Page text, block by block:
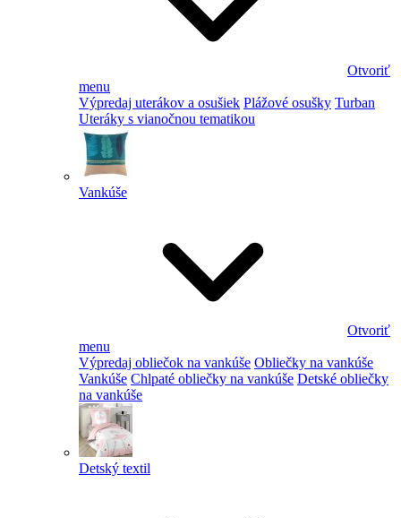
Otvoriť
menu
Výpredaj uterákov a osušiek Plážové osušky Turban
Uteráky s vianočnou tematikou
Vankúše
Otvoriť
menu
Výpredaj obliečok na vankúše Obliečky na vankúše
Vankúše Chlpaté obliečky na vankúše Detské obliečky
na vankúše
Detský textil